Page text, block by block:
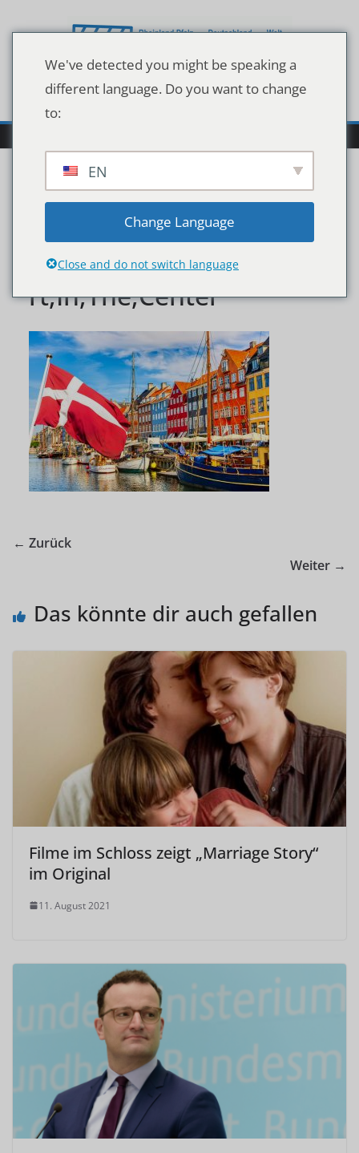
Inhalt
Copenhagen,Iconic,View
.,Famous,Old,Nyhavn,Po
rt,In,The,Center
← Zurück
Weiter →
Das könnte dir auch gefallen
Filme im Schloss zeigt „Marriage Story“
im Original
11. August 2021
We've detected you might be speaking a
different language. Do you want to change
to:
EN
Change Language
Close and do not switch language